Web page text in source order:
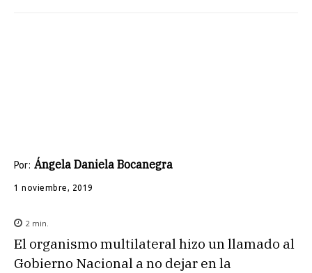
Por: Ángela Daniela Bocanegra
1 noviembre, 2019
2 min.
El organismo multilateral hizo un llamado al
Gobierno Nacional a no dejar en la